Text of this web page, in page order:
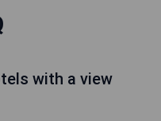
with a view